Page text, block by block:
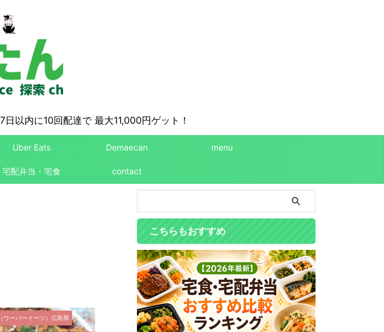
以内に10回配達で 最大11,000円ゲット！
Uber Eats Demaecan menu
宅配弁当・宅食 contact
ウーバーイーツ）広島県
こちらもおすすめ